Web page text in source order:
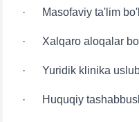
· Masofaviy ta'lim
· Xalqaro aloqalar
· Yuridik klinika
· Huquqiy